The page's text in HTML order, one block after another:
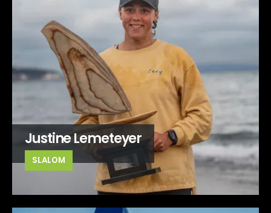
Justine Lemeteyer
SLALOM